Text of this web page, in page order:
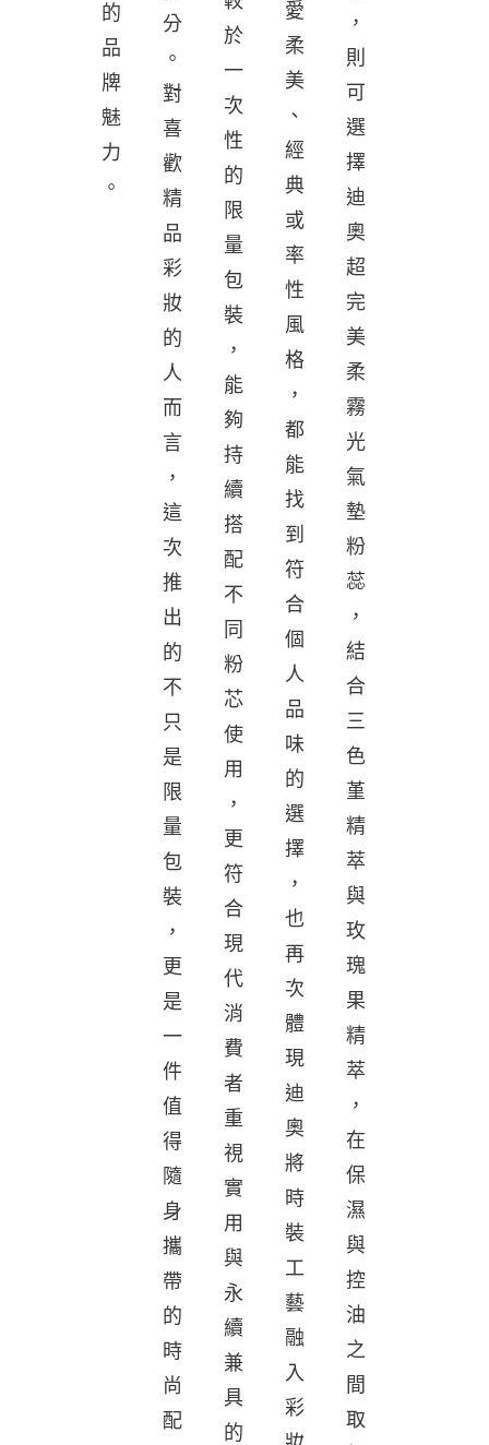
的
品
牌
魅
力
。
分
。
對
喜
歡
精
品
彩
妝
的
人
而
言
，
這
次
推
出
的
不
只
是
限
量
包
裝
，
更
是
一
件
值
得
隨
身
攜
帶
的
時
尚
配
於
一
次
性
的
限
量
包
裝
，
能
夠
持
續
搭
配
不
同
粉
芯
使
用
，
更
符
合
現
代
消
費
者
重
視
實
用
與
永
續
兼
具
的
愛
柔
美
、
經
典
或
率
性
風
格
，
都
能
找
到
符
合
個
人
品
味
的
選
擇
，
也
再
次
體
現
迪
奧
將
時
裝
工
藝
融
入
彩
，
則
可
選
擇
迪
奧
超
完
美
柔
霧
光
氣
墊
粉
蕊
，
結
合
三
色
堇
精
萃
與
玫
瑰
果
精
萃
，
在
保
濕
與
控
油
之
間
取